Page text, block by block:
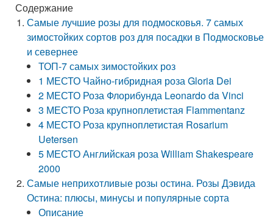
Содержание
Самые лучшие розы для подмосковья. 7 самых
зимостойких сортов роз для посадки в Подмосковье
и севернее
ТОП-7 самых зимостойких роз
1 МЕСТО Чайно-гибридная роза Gloria Dei
2 МЕСТО Роза Флорибунда Leonardo da Vinci
3 МЕСТО Роза крупноплетистая Flammentanz
4 МЕСТО Роза крупноплетистая Rosarium
Uetersen
5 МЕСТО Английская роза William Shakespeare
2000
Самые неприхотливые розы остина. Розы Дэвида
Остина: плюсы, минусы и популярные сорта
Описание